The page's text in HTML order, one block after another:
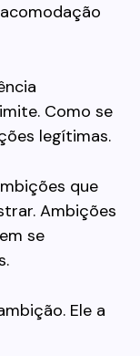
Como se
legítimas.
que
Ambições
se
Ele a